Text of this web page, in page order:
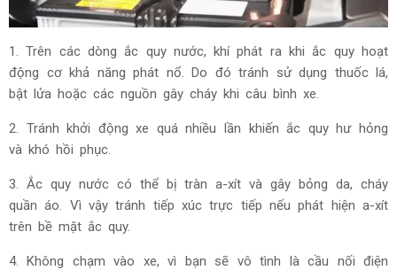
1. Trên các dòng ắc quy nước, khí phát ra khi ắc quy hoạt
động cơ khả năng phát nổ. Do đó tránh sử dụng thuốc lá,
bật lửa hoặc các nguồn gây cháy khi câu bình xe.
2. Tránh khởi động xe quá nhiều lần khiến ắc quy hư hỏng
và khó hồi phục.
3. Ắc quy nước có thể bị tràn a-xít và gây bỏng da, cháy
quần áo. Vì vậy tránh tiếp xúc trực tiếp nếu phát hiện a-xít
trên bề mặt ắc quy.
4. Không chạm vào xe, vì bạn sẽ vô tình là cầu nối điện